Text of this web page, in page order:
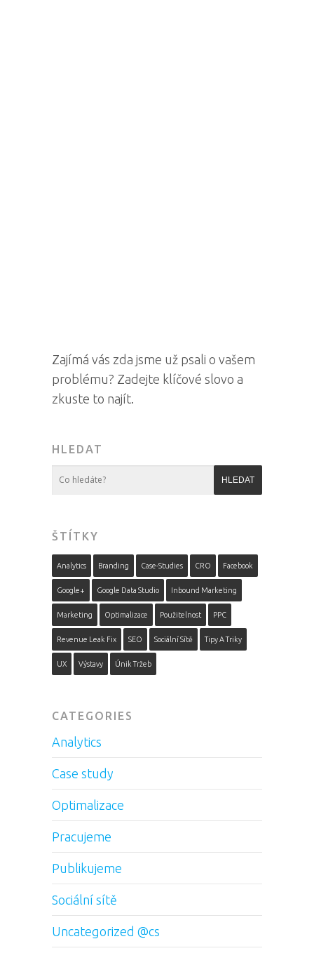
Zajímá vás zda jsme už psali o vašem
problému? Zadejte klíčové slovo a
zkuste to najít.
HLEDAT
ŠTÍTKY
Analytics Branding Case-Studies CRO Facebook
Google+ Google Data Studio Inbound Marketing
Marketing Optimalizace Použitelnost PPC
Revenue Leak Fix SEO Sociální Sítě Tipy A Triky
UX Výstavy Únik Tržeb
CATEGORIES
Analytics
Case study
Optimalizace
Pracujeme
Publikujeme
Sociální sítě
Uncategorized @cs